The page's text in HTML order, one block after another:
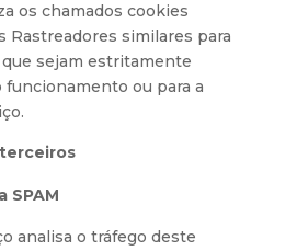
os chamados cookies
Rastreadores similares para
sejam estritamente
funcionamento ou para a
SPAM
analisa o tráfego deste